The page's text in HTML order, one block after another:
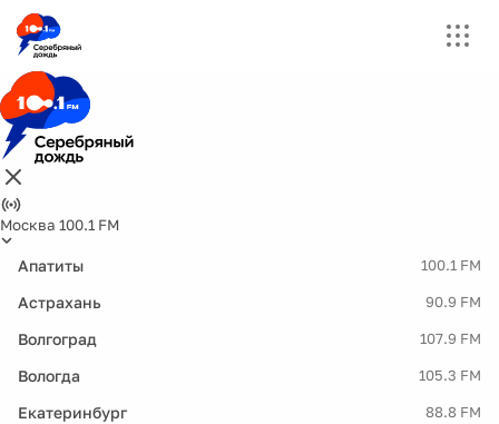
Москва 100.1 FM
Апатиты 100.1 FM
Астрахань 90.9 FM
Волгоград 107.9 FM
Вологда 105.3 FM
Екатеринбург 88.8 FM